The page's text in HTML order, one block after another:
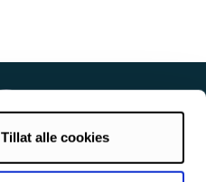
Tillat alle cookies